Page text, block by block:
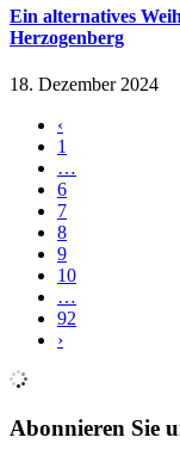
Ein alternatives
Herzogenberg
18. Dezember 2024
‹
1
…
6
7
8
9
10
…
92
›
Abonnieren Sie